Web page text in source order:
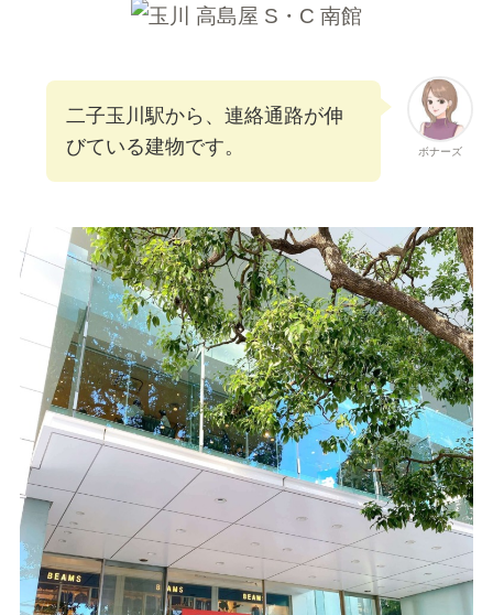
ボナーズ
二子玉川駅から、連絡通路が伸
びている建物です。